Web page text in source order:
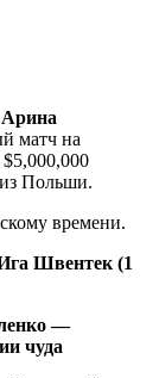
Арина
матч на
из Польши.
времени.
Швентек (1
—
чуда